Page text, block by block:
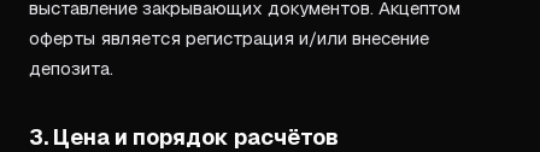
выставление закрывающих документов. Акцептом
оферты является регистрация и/или внесение
депозита.
3. Цена и порядок расчётов